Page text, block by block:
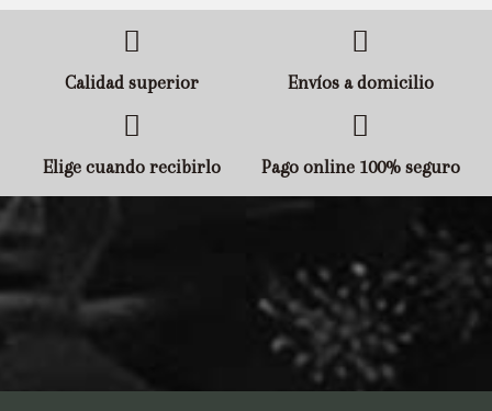
Calidad superior Envíos a domicilio
Elige cuando recibirlo Pago online 100% seguro